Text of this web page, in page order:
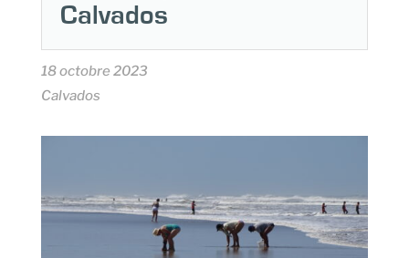
Calvados
18 octobre 2023
Calvados